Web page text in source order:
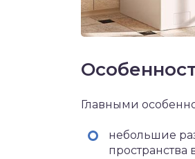
Главными
небольшие
пространства